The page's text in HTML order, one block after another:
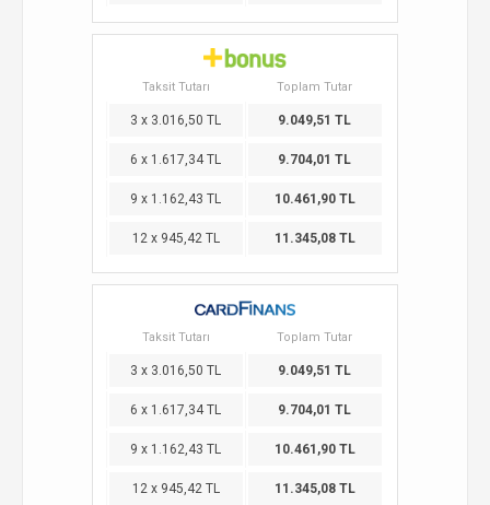
Taksit Tutarı Toplam Tutar
3 x 3.016,50 TL 9.049,51 TL
6 x 1.617,34 TL 9.704,01 TL
9 x 1.162,43 TL 10.461,90 TL
12 x 945,42 TL 11.345,08 TL
Taksit Tutarı Toplam Tutar
3 x 3.016,50 TL 9.049,51 TL
6 x 1.617,34 TL 9.704,01 TL
9 x 1.162,43 TL 10.461,90 TL
12 x 945,42 TL 11.345,08 TL